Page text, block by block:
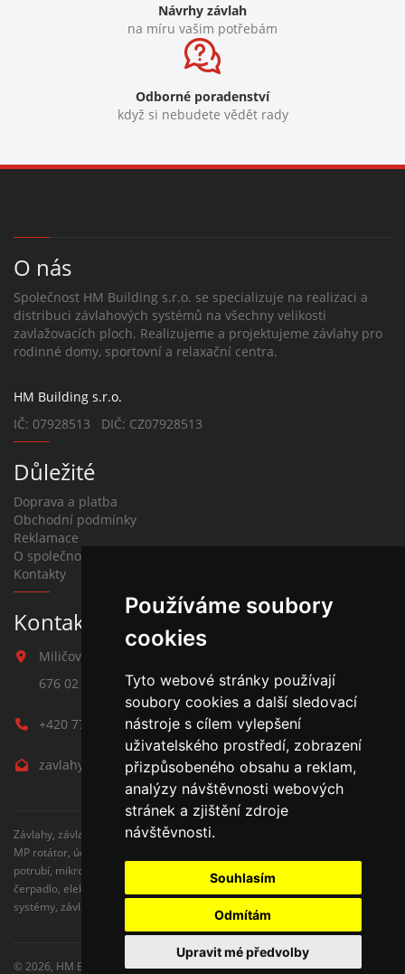
Používáme soubory
cookies
Tyto webové stránky používají
soubory cookies a další sledovací
nástroje s cílem vylepšení
uživatelského prostředí, zobrazení
přizpůsobeného obsahu a reklam,
analýzy návštěvnosti webových
stránek a zjištění zdroje
návštěvnosti.
Souhlasím
Odmítám
Upravit mé předvolby
Návrhy závlah
na míru vašim potřebám
Odborné poradenství
když si nebudete vědět rady
O nás
Společnost HM Building s.r.o. se specializuje na realizaci a
distribuci závlahových systémů na všechny velikosti
zavlažovacích ploch. Realizujeme a projektujeme závlahy pro
rodinné domy, sportovní a relaxační centra.
HM Building s.r.o.
IČ: 07928513 DIČ: CZ07928513
Důležité
Doprava a platba
Obchodní podmínky
Reklamace
O společnosti
Kontakty
Kontakt na závlahy
Miličova 541
676 02 Moravské Budějovice
+420 777 780 938
zavlahy@hmbuilding.cz
Závlahy, závlahové systémy, AZS, postřikovače, trysky, kapenkova závlaha,
MP rotátor, úderove postřikovače, automatické zavlažovaní, kapkovací
potrubí, mikrozávlaha, zahradní hadice, zahradní sloupky, Hunter,
čerpadlo, elektromagnetické ventily, zavlažovaní trávníku, zavlažovací
systémy, závlaha svépomocí, rozvodné potrubí, čidlo srážek
© 2026, HM Building s.r.o.